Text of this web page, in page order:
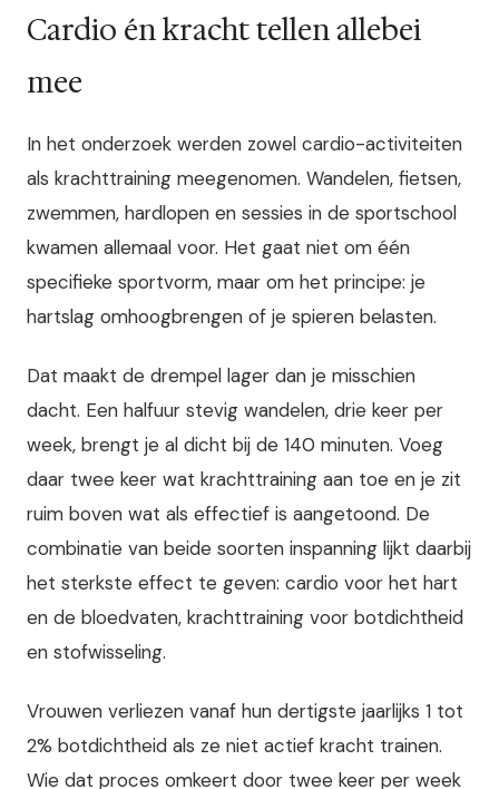
Cardio én kracht tellen allebei
mee
In het onderzoek werden zowel cardio-activiteiten
als krachttraining meegenomen. Wandelen, fietsen,
zwemmen, hardlopen en sessies in de sportschool
kwamen allemaal voor. Het gaat niet om één
specifieke sportvorm, maar om het principe: je
hartslag omhoogbrengen of je spieren belasten.
Dat maakt de drempel lager dan je misschien
dacht. Een halfuur stevig wandelen, drie keer per
week, brengt je al dicht bij de 140 minuten. Voeg
daar twee keer wat krachttraining aan toe en je zit
ruim boven wat als effectief is aangetoond. De
combinatie van beide soorten inspanning lijkt daarbij
het sterkste effect te geven: cardio voor het hart
en de bloedvaten, krachttraining voor botdichtheid
en stofwisseling.
Vrouwen verliezen vanaf hun dertigste jaarlijks 1 tot
2% botdichtheid als ze niet actief kracht trainen.
Wie dat proces omkeert door twee keer per week